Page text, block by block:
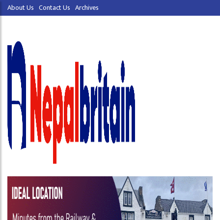
About Us Contact Us Archives